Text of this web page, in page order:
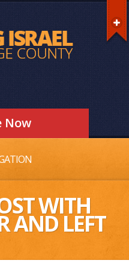
Now
WITH
AND LEFT